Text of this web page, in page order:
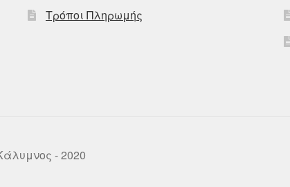
Τρόποι Πληρωμής
- 2020